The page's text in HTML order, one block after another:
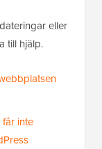
eller
till hjälp.
inte